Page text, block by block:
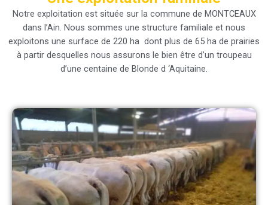
Notre exploitation est située sur la commune de MONTCEAUX
dans l’Ain. Nous sommes une structure familiale et nous
exploitons une surface de 220 ha dont plus de 65 ha de prairies
à partir desquelles nous assurons le bien être d’un troupeau
d’une centaine de Blonde d ‘Aquitaine.